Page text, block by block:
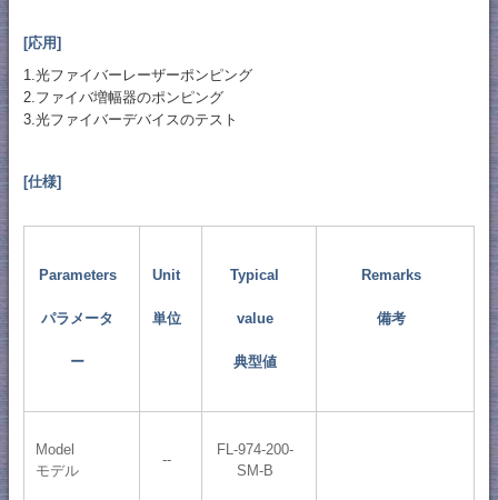
[応用]
1.光ファイバーレーザーポンピング
2.ファイバ増幅器のポンピング
3.光ファイバーデバイスのテスト
[仕様]
Parameters
パラメータ
ー
Unit
単位
Typical
value
典型値
Remarks
備考
Model
モデル
--
FL-974-200-
SM-B